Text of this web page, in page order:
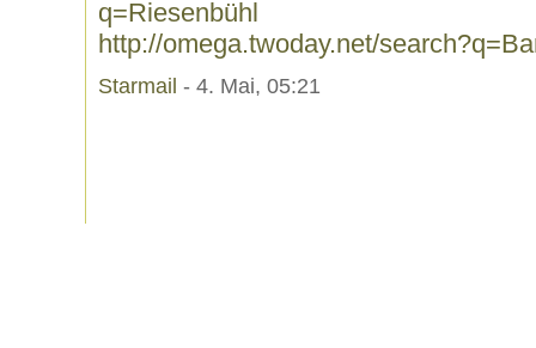
q=Riesenbühl
http://omega.twoday.net/
Starmail - 4. Mai, 05:21